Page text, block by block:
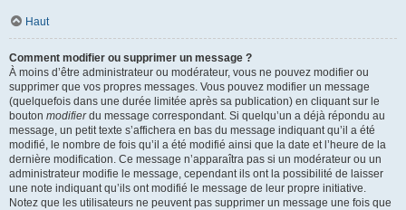
Haut
Comment modifier ou supprimer un message ?
À moins d’être administrateur ou modérateur, vous ne pouvez modifier ou
supprimer que vos propres messages. Vous pouvez modifier un message
(quelquefois dans une durée limitée après sa publication) en cliquant sur le
bouton modifierdu message correspondant. Si quelqu’un a déjà répondu au
message, un petit texte s’affichera en bas du message indiquant qu’il a été
modifié, le nombre de fois qu’il a été modifié ainsi que la date et l’heure de la
dernière modification. Ce message n’apparaîtra pas si un modérateur ou un
administrateur modifie le message, cependant ils ont la possibilité de laisser
une note indiquant qu’ils ont modifié le message de leur propre initiative.
Notez que les utilisateurs ne peuvent pas supprimer un message une fois que